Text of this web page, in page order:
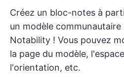
Créez un bloc-notes à
un modèle communautaire
Notability ! Vous pouvez
la page du modèle,
l'orientation, etc.